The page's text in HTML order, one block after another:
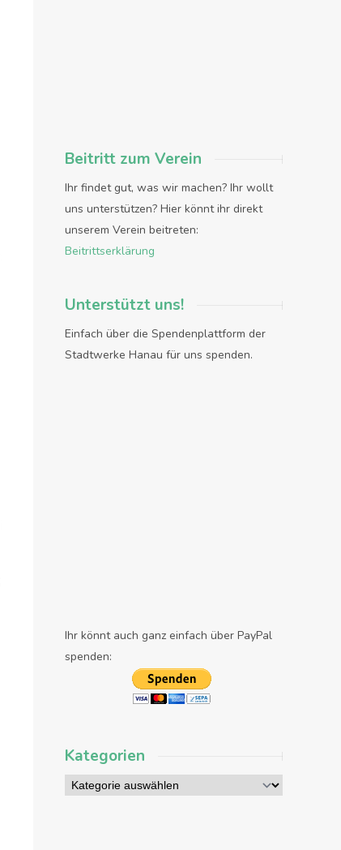
Beitritt zum Verein
Ihr findet gut, was wir machen? Ihr wollt
uns unterstützen? Hier könnt ihr direkt
unserem Verein beitreten:
Beitrittserklärung
Unterstützt uns!
Einfach über die Spendenplattform der
Stadtwerke Hanau für uns spenden.
Ihr könnt auch ganz einfach über PayPal
spenden:
Kategorien